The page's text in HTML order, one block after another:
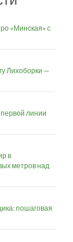
«Минская» с
Лихоборки —
линии
в
метров над
пошаговая